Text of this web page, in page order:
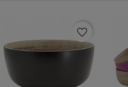
favorite_border